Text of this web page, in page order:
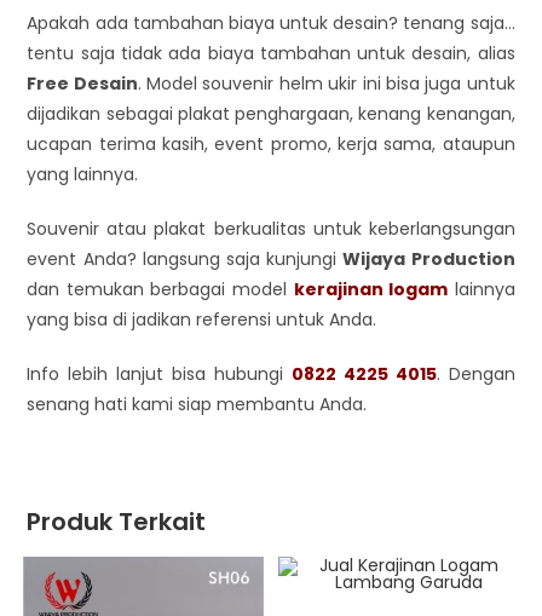
Apakah ada tambahan biaya untuk desain? tenang saja…
tentu saja tidak ada biaya tambahan untuk desain, alias
Free Desain. Model souvenir helm ukir ini bisa juga untuk
dijadikan sebagai plakat penghargaan, kenang kenangan,
ucapan terima kasih, event promo, kerja sama, ataupun
yang lainnya.
Souvenir atau plakat berkualitas untuk keberlangsungan
event Anda? langsung saja kunjungiWijaya Production
dan temukan berbagai model kerajinan logam lainnya
yang bisa di jadikan referensi untuk Anda.
Info lebih lanjut bisa hubungi 0822 4225 4015. Dengan
senang hati kami siap membantu Anda.
Produk Terkait